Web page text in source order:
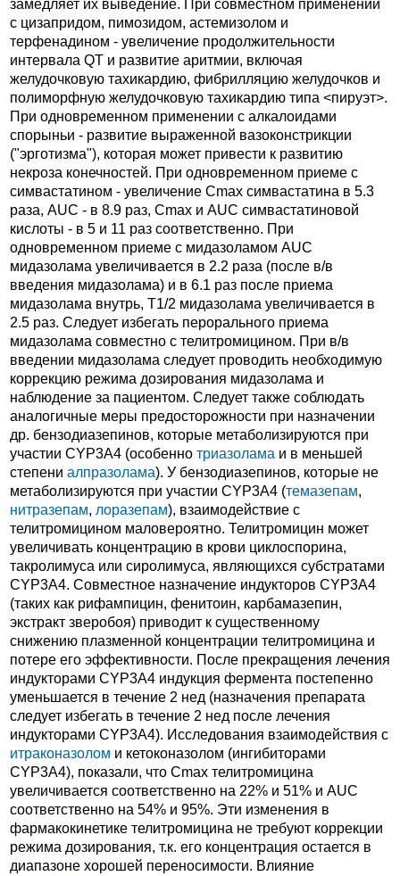
замедляет их выведение. При совместном применении
с цизапридом, пимозидом, астемизолом и
терфенадином - увеличение продолжительности
интервала QT и развитие аритмии, включая
желудочковую тахикардию, фибрилляцию желудочков и
полиморфную желудочковую тахикардию типа <пируэт>.
При одновременном применении с алкалоидами
спорыньи - развитие выраженной вазоконстрикции
("эрготизма"), которая может привести к развитию
некроза конечностей. При одновременном приеме с
симвастатином - увеличение Cmax симвастатина в 5.3
раза, AUC - в 8.9 раз, Cmax и AUC симвастатиновой
кислоты - в 5 и 11 раз соответственно. При
одновременном приеме с мидазоламом AUC
мидазолама увеличивается в 2.2 раза (после в/в
введения мидазолама) и в 6.1 раз после приема
мидазолама внутрь, T1/2 мидазолама увеличивается в
2.5 раз. Следует избегать перорального приема
мидазолама совместно с телитромицином. При в/в
введении мидазолама следует проводить необходимую
коррекцию режима дозирования мидазолама и
наблюдение за пациентом. Следует также соблюдать
аналогичные меры предосторожности при назначении
др. бензодиазепинов, которые метаболизируются при
участии CYP3A4 (особенно триазолама и в меньшей
степени алпразолама). У бензодиазепинов, которые не
метаболизируются при участии CYP3A4 (темазепам,
нитразепам, лоразепам), взаимодействие с
телитромицином маловероятно. Телитромицин может
увеличивать концентрацию в крови циклоспорина,
такролимуса или сиролимуса, являющихся субстратами
CYP3A4. Совместное назначение индукторов CYP3A4
(таких как рифампицин, фенитоин, карбамазепин,
экстракт зверобоя) приводит к существенному
снижению плазменной концентрации телитромицина и
потере его эффективности. После прекращения лечения
индукторами CYP3A4 индукция фермента постепенно
уменьшается в течение 2 нед (назначения препарата
следует избегать в течение 2 нед после лечения
индукторами CYP3A4). Исследования взаимодействия с
итраконазолом и кетоконазолом (ингибиторами
CYP3A4), показали, что Cmax телитромицина
увеличивается соответственно на 22% и 51% и AUC
соответственно на 54% и 95%. Эти изменения в
фармакокинетике телитромицина не требуют коррекции
режима дозирования, т.к. его концентрация остается в
диапазоне хорошей переносимости. Влияние